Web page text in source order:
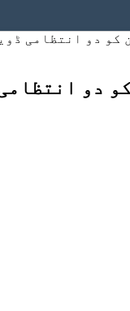
کو دو انتظامی
دو